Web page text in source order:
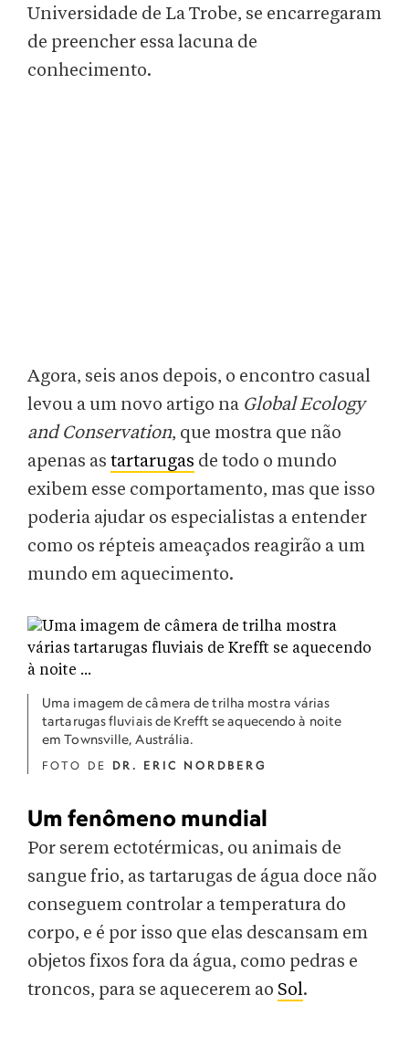
Universidade de La Trobe, se encarregaram
de preencher essa lacuna de
conhecimento.
Agora, seis anos depois, o encontro casual
levou a um novo artigo na Global Ecology
and Conservation, que mostra que não
apenas as tartarugas de todo o mundo
exibem esse comportamento, mas que isso
poderia ajudar os especialistas a entender
como os répteis ameaçados reagirão a um
mundo em aquecimento.
Uma imagem de câmera de trilha mostra várias
tartarugas fluviais de Krefft se aquecendo à noite
em Townsville, Austrália.
FOTO DE DR. ERIC NORDBERG
Um fenômeno mundial
Por serem ectotérmicas, ou animais de
sangue frio, as tartarugas de água doce não
conseguem controlar a temperatura do
corpo, e é por isso que elas descansam em
objetos fixos fora da água, como pedras e
troncos, para se aquecerem ao Sol.